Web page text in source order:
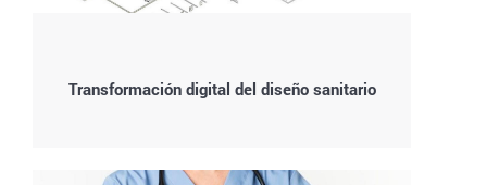
Transformación digital del diseño sanitario